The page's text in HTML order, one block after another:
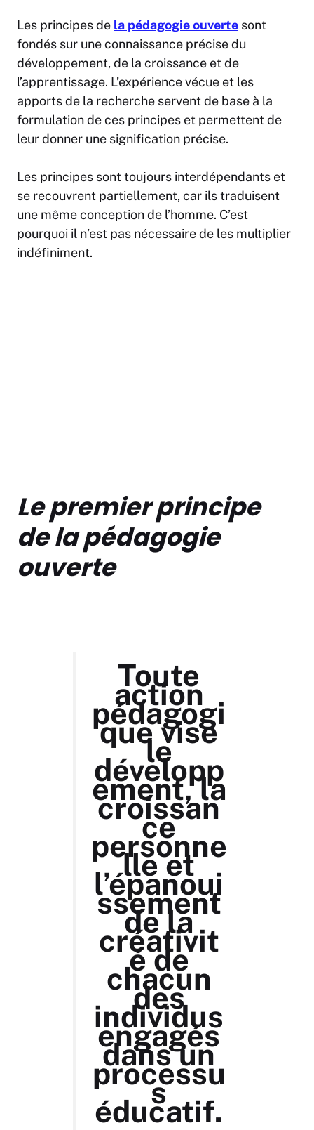
Les principes de la pédagogie ouverte sont
fondés sur une connaissance précise du
développement, de la croissance et de
l’apprentissage. L’expérience vécue et les
apports de la recherche servent de base à la
formulation de ces principes et permettent de
leur donner une signification précise.
Les principes sont toujours interdépendants et
se recouvrent partiellement, car ils traduisent
une même conception de l’homme. C’est
pourquoi il n’est pas nécessaire de les multiplier
indéfiniment.
Le premier principe
de la pédagogie
ouverte
Toute
action
pédagogi
que vise
le
développ
ement, la
croissan
ce
personne
lle et
l’épanoui
ssement
de la
créativit
é de
chacun
des
individus
engagés
dans un
processu
s
éducatif.